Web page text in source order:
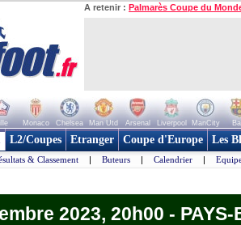
A retenir : Palmarès Coupe du
Monaco Chelsea Man Utd Arsenal Liverpool ManCity
L2/Coupes Etranger Coupe d'Europe Les
& Classement | Buteurs | Calendrier |
2023, 20h00 -